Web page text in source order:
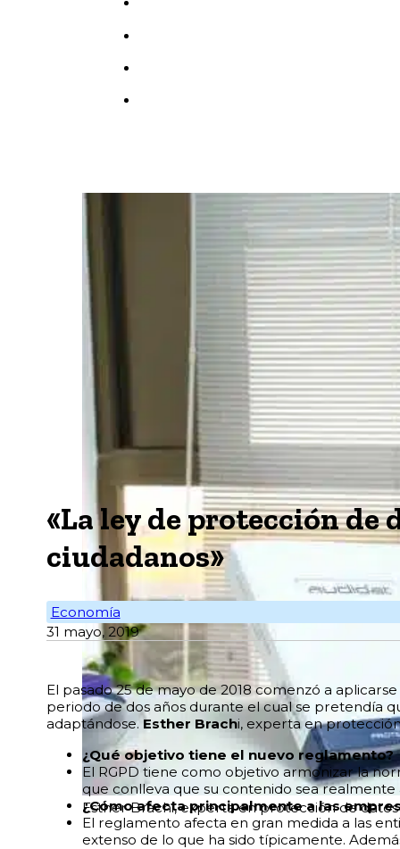
Esther Brachi, experta en protección de
«La ley de protección de
ciudadanos»
Economía
31 mayo, 2019
El pasado 25 de mayo de 2018 comenzó a
periodo de dos años durante el cual se pretendía
adaptándose. Esther Brachi, experta en
¿Qué objetivo tiene el nuevo reglamento?
El RGPD tiene como objetivo armonizar la
que conlleva que su contenido sea realmente
¿Cómo afecta principalmente a las
El reglamento afecta en gran medida a las
extenso de lo que ha sido típicamente.